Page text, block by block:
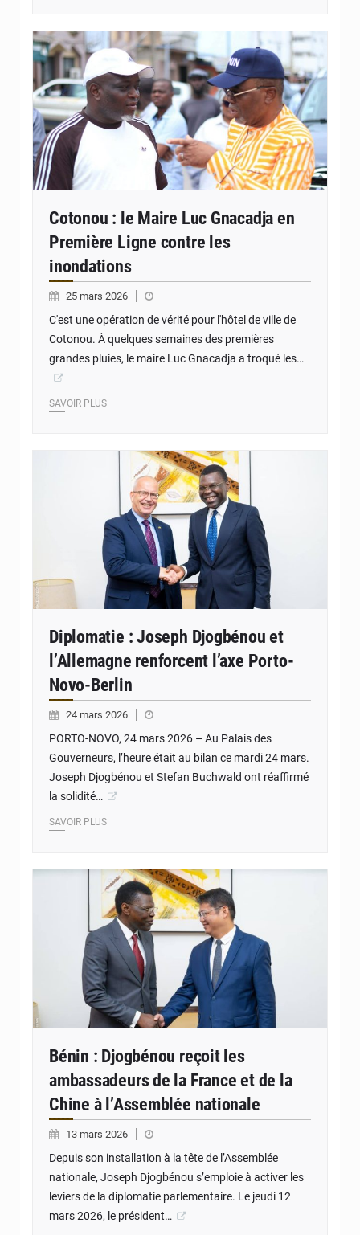
Cotonou : le Maire Luc Gnacadja en
Première Ligne contre les
inondations
25 mars 2026
C'est une opération de vérité pour l'hôtel de ville de
Cotonou. À quelques semaines des premières
grandes pluies, le maire Luc Gnacadja a troqué les…
SAVOIR PLUS
Diplomatie : Joseph Djogbénou et
l’Allemagne renforcent l’axe Porto-
Novo-Berlin
24 mars 2026
PORTO-NOVO, 24 mars 2026 – Au Palais des
Gouverneurs, l’heure était au bilan ce mardi 24 mars.
Joseph Djogbénou et Stefan Buchwald ont réaffirmé
la solidité…
SAVOIR PLUS
Bénin : Djogbénou reçoit les
ambassadeurs de la France et de la
Chine à l’Assemblée nationale
13 mars 2026
Depuis son installation à la tête de l’Assemblée
nationale, Joseph Djogbénou s’emploie à activer les
leviers de la diplomatie parlementaire. Le jeudi 12
mars 2026, le président…